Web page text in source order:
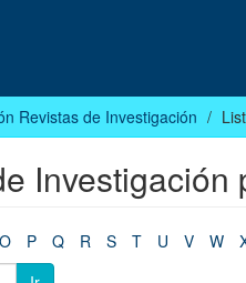
Revistas de Investigación
Investigación
O P Q R S T U V W